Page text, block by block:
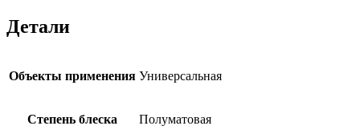
Детали
Объекты применения Универсальная
Степень блеска Полуматовая